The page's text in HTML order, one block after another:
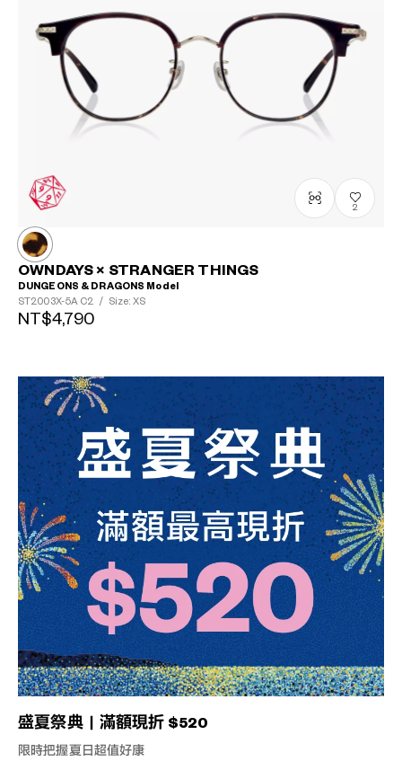
盛夏祭典｜滿額現折 $520
限時把握夏日超值好康
2
OWNDAYS × STRANGER THINGS
DUNGEONS & DRAGONS Model
ST2003X-5A C2 / Size: XS
NT$4,790
+¥0